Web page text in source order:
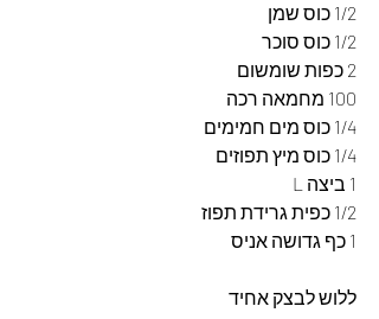
1/2 כוס שמן
1/2 כוס סוכר
2 כפות שומשום
100 מחמאה רכה
1/4 כוס מים חמימים
1/4 כוס מיץ תפוזים
1 ביצה L
1/2 כפית גרידת תפוז
1 כף גדושה אניס
ללוש לבצק אחיד